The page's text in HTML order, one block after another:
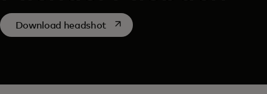
Download headshotabre em uma nova guia